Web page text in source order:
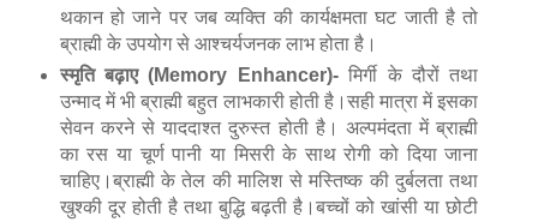
थकान हो जाने पर जब व्यक्ति की कार्यक्षमता घट जाती है तो
ब्राह्मी के उपयोग से आश्चर्यजनक लाभ होता है।
स्मृति बढ़ाए (Memory Enhancer)-मिर्गी के दौरों तथा
उन्माद में भी ब्राह्मी बहुत लाभकारी होती है।सही मात्रा में इसका
सेवन करने से याददाश्त दुरुस्त होती है। अल्पमंदता में ब्राह्मी
का रस या चूर्ण पानी या मिसरी के साथ रोगी को दिया जाना
चाहिए।ब्राह्मी के तेल की मालिश से मस्तिष्क की दुर्बलता तथा
खुश्की दूर होती है तथा बुद्धि बढ़ती है।बच्चों को खांसी या छोटी